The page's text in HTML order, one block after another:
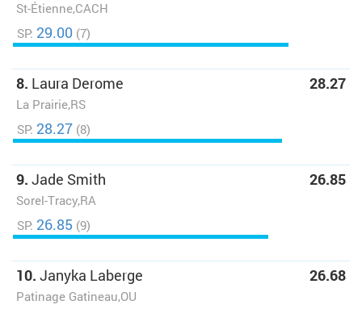
St-Étienne,CACH
SP: 29.00 (7)
8. Laura Derome
La Prairie,RS
28.27
SP: 28.27 (8)
9. Jade Smith
Sorel-Tracy,RA
26.85
SP: 26.85 (9)
10. Janyka Laberge
Patinage Gatineau,OU
26.68